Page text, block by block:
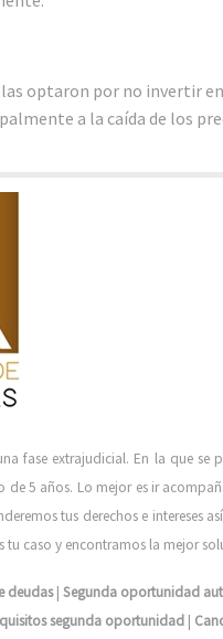
optaron por no invertir
a la caída de los
fase extrajudicial. En la que se
5 años. Lo mejor es ir
tus derechos e intereses
tu caso y encontramos la mejor
deudas| Segunda oportunidad
segunda oportunidad |